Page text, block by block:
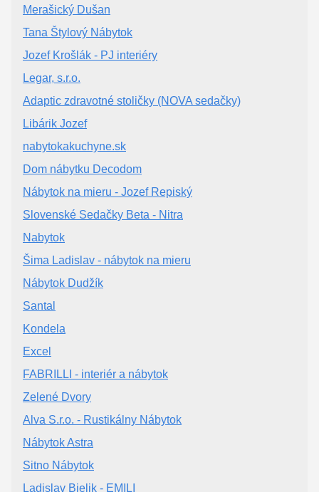
Merašický Dušan
Tana Štylový Nábytok
Jozef Krošlák - PJ interiéry
Legar, s.r.o.
Adaptic zdravotné stoličky (NOVA sedačky)
Libárik Jozef
nabytokakuchyne.sk
Dom nábytku Decodom
Nábytok na mieru - Jozef Repiský
Slovenské Sedačky Beta - Nitra
Nabytok
Šima Ladislav - nábytok na mieru
Nábytok Dudžík
Santal
Kondela
Excel
FABRILLI - interiér a nábytok
Zelené Dvory
Alva S.r.o. - Rustikálny Nábytok
Nábytok Astra
Sitno Nábytok
Ladislav Bielik - EMILI